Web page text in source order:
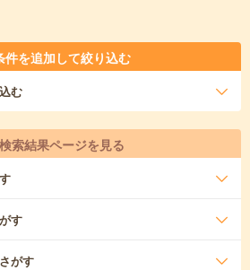
件を追加して絞り込む
む
索結果ページを見る
す
がす